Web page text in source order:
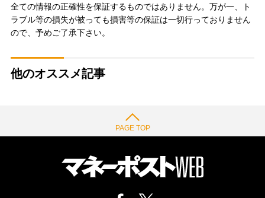
全ての情報の正確性を保証するものではありません。万が一、ト
ラブル等の損失が被っても損害等の保証は一切行っておりません
ので、予めご了承下さい。
他のオススメ記事
PAGE TOP